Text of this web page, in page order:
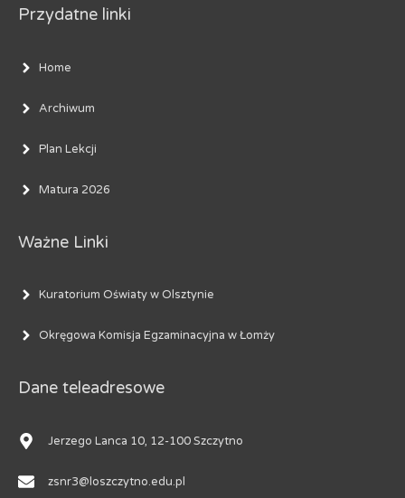
Przydatne linki
Home
Archiwum
Plan Lekcji
Matura 2026
Ważne Linki
Kuratorium Oświaty w Olsztynie
Okręgowa Komisja Egzaminacyjna w Łomży
Dane teleadresowe
Jerzego Lanca 10, 12-100 Szczytno
zsnr3@loszczytno.edu.pl